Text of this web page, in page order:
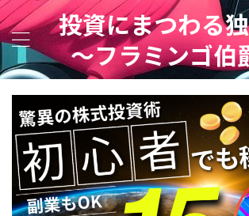
投資にまつわる
～フラミンゴ伯